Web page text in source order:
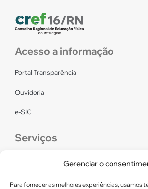
Gerenciar o
Para fornecer as melhores experiências, usamos
Acesso a informação
Portal Transparência
Ouvidoria
e-SIC
Serviços